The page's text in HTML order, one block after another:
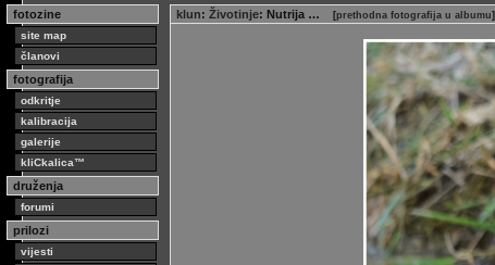
fotozine
site map
članovi
fotografija
odkritje
kalibracija
galerije
kliCkalica™
druženja
forumi
prilozi
vijesti
klun: Životinje: Nutrija … [prethodna fotografija u albumu]